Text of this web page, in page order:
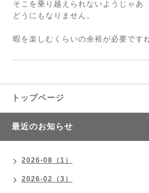
そこを乗り越えられないようじゃあ
どうにもなりません。
暇を楽しむくらいの余裕が必要です
トップページ
最近のお知らせ
2026-08（1）
2026-02（3）